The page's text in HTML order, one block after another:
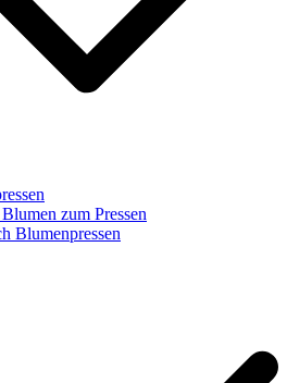
zum Pressen
Blumenpressen